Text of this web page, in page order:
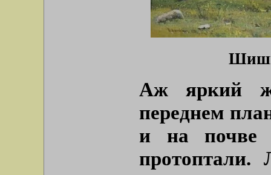
Аж яркий
переднем
и на почве